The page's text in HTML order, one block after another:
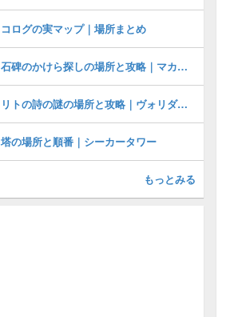
コログの実マップ｜場所まとめ
石碑のかけら探しの場所と攻略｜マカヤの祠
リトの詩の謎の場所と攻略｜ヴォリダノの祠
塔の場所と順番｜シーカータワー
もっとみる